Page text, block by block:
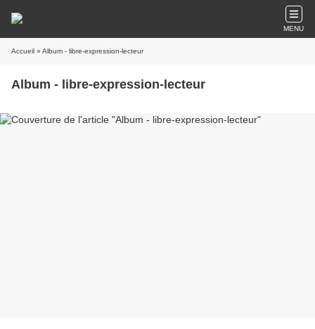
MENU
Accueil » Album - libre-expression-lecteur
Album - libre-expression-lecteur